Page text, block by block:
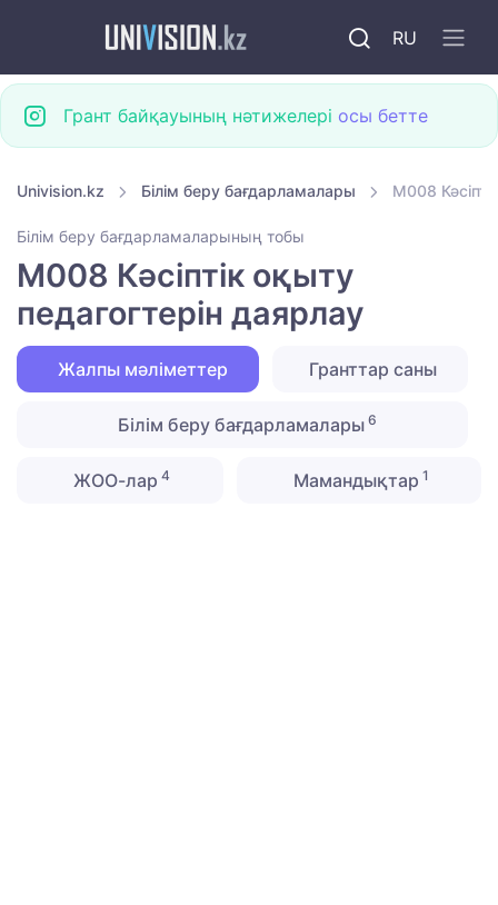
RU
Грант байқауының нәтижелері осы бетте
Univision.kz Білім беру бағдарламалары M008
Білім беру бағдарламаларының тобы
M008 Кәсіптік оқыту
педагогтерін даярлау
Жалпы мәліметтер Гранттар саны
Білім беру бағдарламалары6
ЖОО-лар 4 Мамандықтар 1